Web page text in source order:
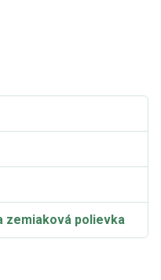
zemiaková polievka